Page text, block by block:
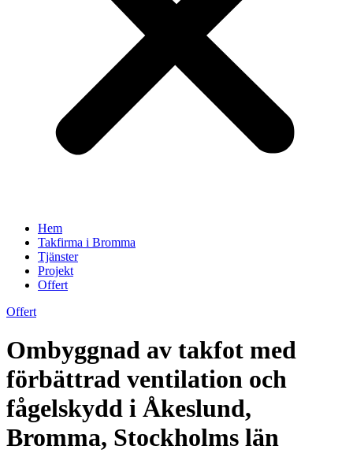
Hem
Takfirma i Bromma
Tjänster
Projekt
Offert
Offert
Ombyggnad av takfot med
förbättrad ventilation och
fågelskydd i Åkeslund,
Bromma, Stockholms län